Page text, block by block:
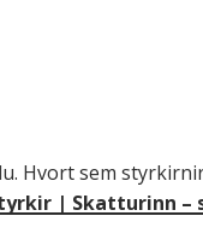
Hvort sem
| Skatturinn –